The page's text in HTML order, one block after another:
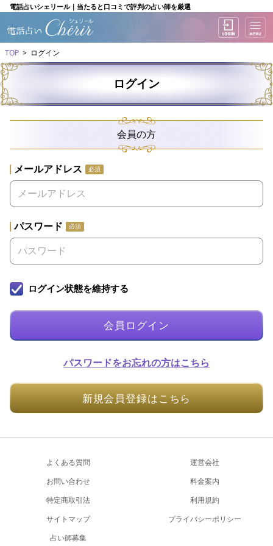
電話占いシェリール｜当たると口コミで評判の占い師を厳選
TOP ログイン
ログイン
会員の方
メールアドレス 必須
パスワード 必須
ログイン状態を維持する
会員ログイン
パスワードをお忘れの方はこちら
新規会員登録はこちら
よくある質問
運営会社
お問い合わせ
料金案内
特定商取引法
利用規約
サイトマップ
プライバシーポリシー
占い師募集